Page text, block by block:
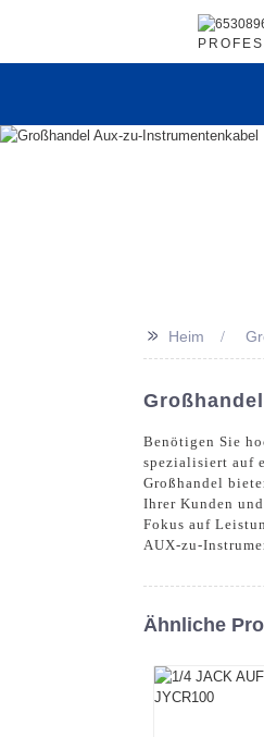
>> Heim
Benötigen Sie
spezialisiert auf
Großhandel
Ihrer Kunden
Fokus auf
AUX-zu-
Ähnliche